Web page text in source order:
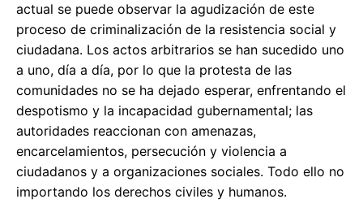
actual se puede observar la agudización de este
proceso de criminalización de la resistencia social y
ciudadana. Los actos arbitrarios se han sucedido uno
a uno, día a día, por lo que la protesta de las
comunidades no se ha dejado esperar, enfrentando el
despotismo y la incapacidad gubernamental; las
autoridades reaccionan con amenazas,
encarcelamientos, persecución y violencia a
ciudadanos y a organizaciones sociales. Todo ello no
importando los derechos civiles y humanos.